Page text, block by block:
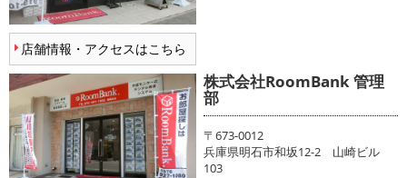
店舗情報・アクセスはこちら
株式会社RoomBank 管理
部
〒673-0012
兵庫県明石市和坂12-2 山崎ビル
103